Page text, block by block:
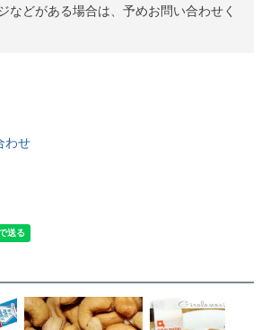
などがある場合は、予めお問い合わせく
わせ